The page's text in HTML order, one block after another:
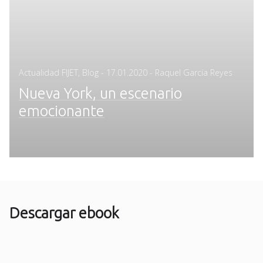
Actualidad FIJET Blog - Posted
17.01.2020 - Raquel García Reyes
Nueva York, un escenario
emocionante
Descargar ebook